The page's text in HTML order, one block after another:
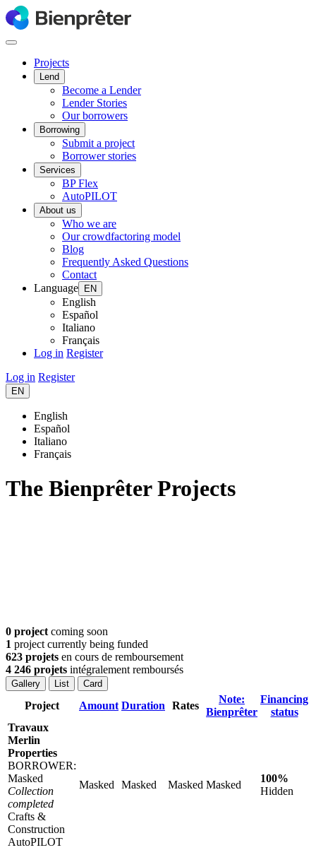
Projects
Lend
Become a Lender
Lender Stories
Our borrowers
Borrowing
Submit a project
Borrower stories
Services
BP Flex
AutoPILOT
About us
Who we are
Our crowdfactoring model
Blog
Frequently Asked Questions
Contact
Language
EN
English
Español
Italiano
Français
Log in Register
Log in Register
EN
English
Español
Italiano
Français
The Bienprêter Projects
0 project coming soon
1 project currently being funded
623 projets en cours de remboursement
4 246 projets intégralement remboursés
Gallery List Card
Project Amount Duration Rates
Note:
Bienprêter
Financing
status
Travaux
Merlin
Properties
BORROWER:
Masked
Collection
completed
Crafts &
Construction
AutoPILOT
Masked Masked Masked Masked
100%
Hidden